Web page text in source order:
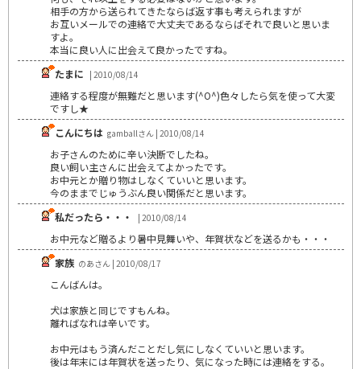
相手の方から送られてきたならば返す事も考えられますが
お互いメールでの連絡で大丈夫であるならばそれで良いと思いま
すよ。
本当に良い人に出会えて良かったですね。
たまに | 2010/08/14
連絡する程度が無難だと思います(^O^)色々したら気を使って大変
ですし★
こんにちは gamballさん | 2010/08/14
お子さんのために辛い決断でしたね。
良い飼い主さんに出会えてよかったです。
お中元とか贈り物はしなくていいと思います。
今のままでじゅうぶん良い関係だと思います。
私だったら・・・
| 2010/08/14
お中元など贈るより暑中見舞いや、年賀状などを送るかも・・・
家族 のあさん | 2010/08/17
こんばんは。
犬は家族と同じですもんね。
離ればなれは辛いです。
お中元はもう済んだことだし気にしなくていいと思います。
後は年末には年賀状を送ったり、気になった時には連絡をする。